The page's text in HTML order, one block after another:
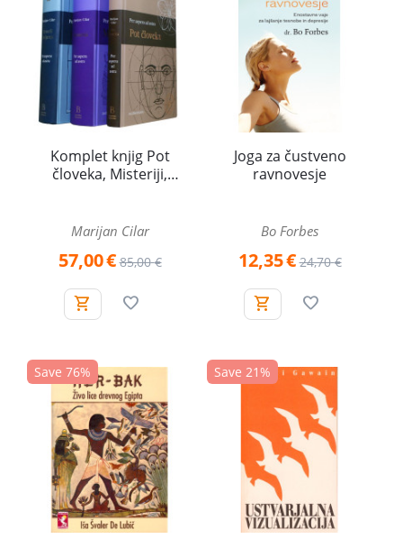
Komplet knjig Pot
človeka, Misteriji,
Marijan Cilar
57,00€ 85,00 €
Joga za čustveno
ravnovesje
Bo Forbes
12,35€ 24,70 €
Save 76% Save 21%